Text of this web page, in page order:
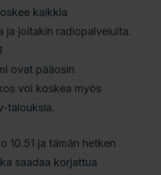
kaikkia
ja joitakin radiopalveluita.
ovat pääosin
voi koskea myös
talouksia.
10.51 ja tämän hetken
saadaa korjattua